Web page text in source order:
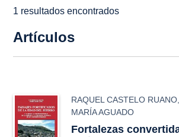
1 resultados encontrados
Artículos
RAQUEL CASTELO RUANO
MARÍA AGUADO
Fortalezas